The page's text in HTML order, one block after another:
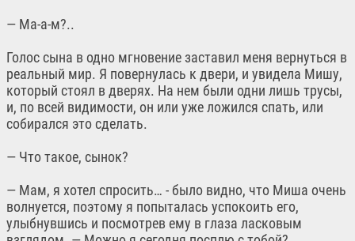
— Ма-а-м?..
Голос сына в одно мгновение заставил меня вернуться в
реальный мир. Я повернулась к двери, и увидела Мишу,
который стоял в дверях. На нем были одни лишь трусы,
и, по всей видимости, он или уже ложился спать, или
собирался это сделать.
— Что такое, сынок?
— Мам, я хотел спросить… - было видно, что Миша очень
волнуется, поэтому я попыталась успокоить его,
улыбнувшись и посмотрев ему в глаза ласковым